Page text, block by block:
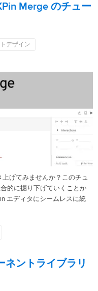
Merge のチュー
デザイン
げてみませんか？このチュ
的に掘り下げていくことか
エディタにシームレスに統
ネントライブラリ